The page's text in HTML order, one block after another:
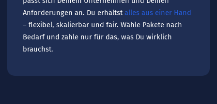
Anforderungen an. Du erhältst alles aus einer Hand
– flexibel, skalierbar und fair. Wähle Pakete nach
Bedarf und zahle nur für das, was Du wirklich
brauchst.